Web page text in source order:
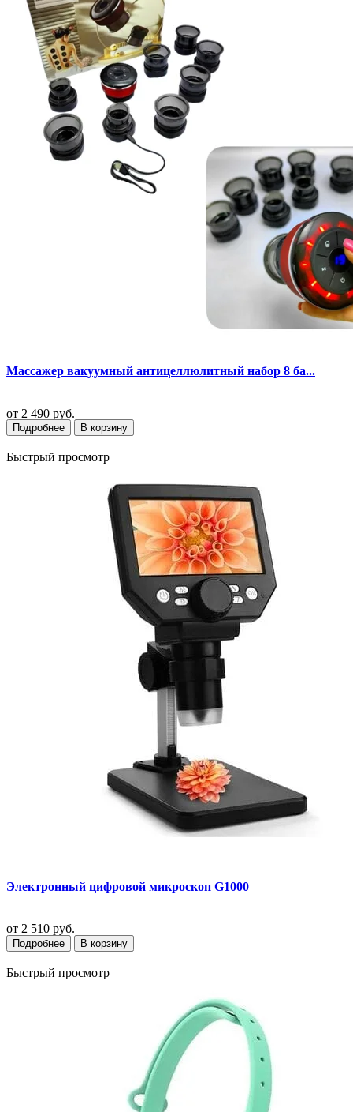
Массажер вакуумный антицеллюлитный набор 8 ба...
от 2 490 руб.
Подробнее В корзину
Быстрый просмотр
Электронный цифровой микроскоп G1000
от 2 510 руб.
Подробнее В корзину
Быстрый просмотр